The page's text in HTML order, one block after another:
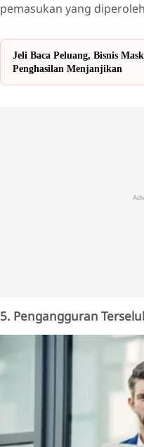
pemasukan yang
Jeli Baca Peluang, Bisnis
Penghasilan Menjanjikan
5. Pengangguran